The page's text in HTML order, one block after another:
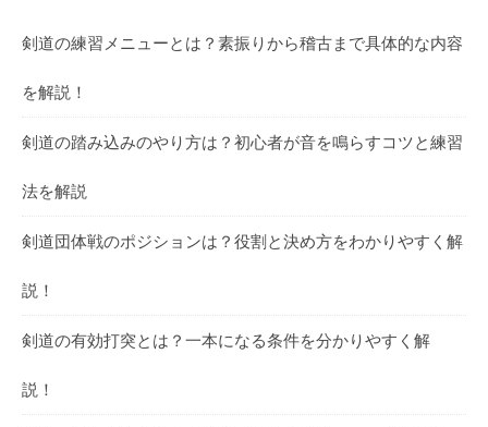
剣道の練習メニューとは？素振りから稽古まで具体的な内容
を解説！
剣道の踏み込みのやり方は？初心者が音を鳴らすコツと練習
法を解説
剣道団体戦のポジションは？役割と決め方をわかりやすく解
説！
剣道の有効打突とは？一本になる条件を分かりやすく解
説！